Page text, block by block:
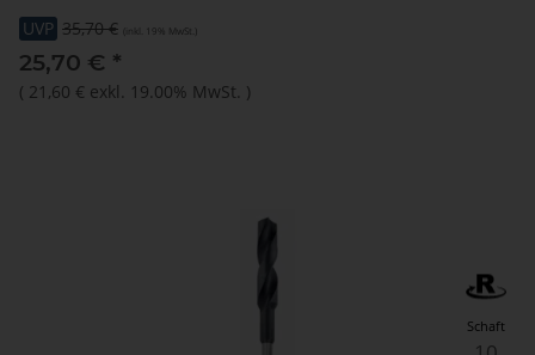
UVP 35,70 € (inkl. 19% MwSt.)
25,70 € *
( 21,60 € exkl. 19.00% MwSt. )
Schaft